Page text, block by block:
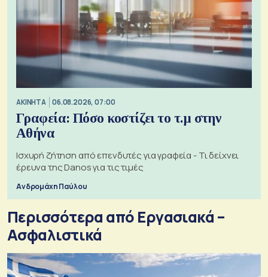
ΑΚΙΝΗΤΑ 06.08.2026, 07:00
Γραφεία: Πόσο κοστίζει το τ.μ στην
Αθήνα
Ισχυρή ζήτηση από επενδυτές για γραφεία - Τι δείχνει
έρευνα της Danos για τις τιμές
Ανδρομάχη Παύλου
Περισσότερα από Εργασιακά –
Ασφαλιστικά